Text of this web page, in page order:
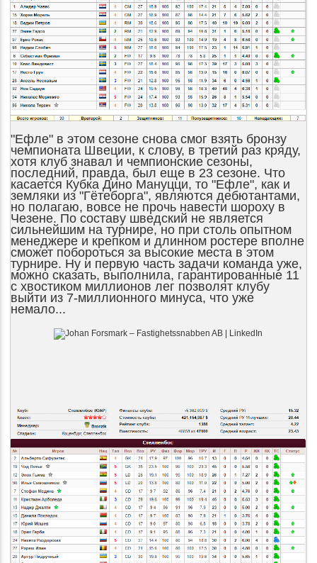
"Ефле" в этом сезоне снова смог взять бронзу
чемпионата Швеции, к слову, в третий раз кряду,
хотя клуб знавал и чемпионские сезоны,
последний, правда, был еще в 23 сезоне. Что
касается Кубка Дино Мануцци, то "Ефле", как и
земляки из "Гётеборга", являются дебютантами,
но полагаю, вовсе не прочь навести шороху в
Чезене. По составу шведский не является
сильнейшим на турнире, но при столь опытном
менеджере и крепком и длинном ростере вполне
сможет побороться за высокие места в этом
турнире. Ну и первую часть задачи команда уже,
можно сказать, выполнила, гарантированные 11
с хвостиком миллионов лег позволят клубу
выйти из 7-миллионного минуса, что уже
немало...